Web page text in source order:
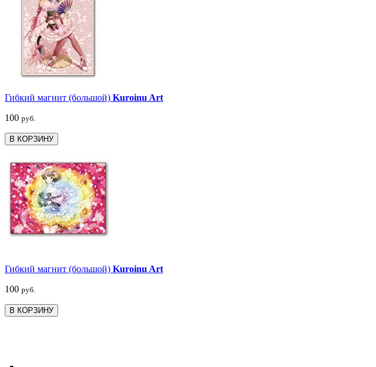
Гибкий магнит (большой) Kuroinu Art
100 руб.
В КОРЗИНУ
Гибкий магнит (большой) Kuroinu Art
100 руб.
В КОРЗИНУ